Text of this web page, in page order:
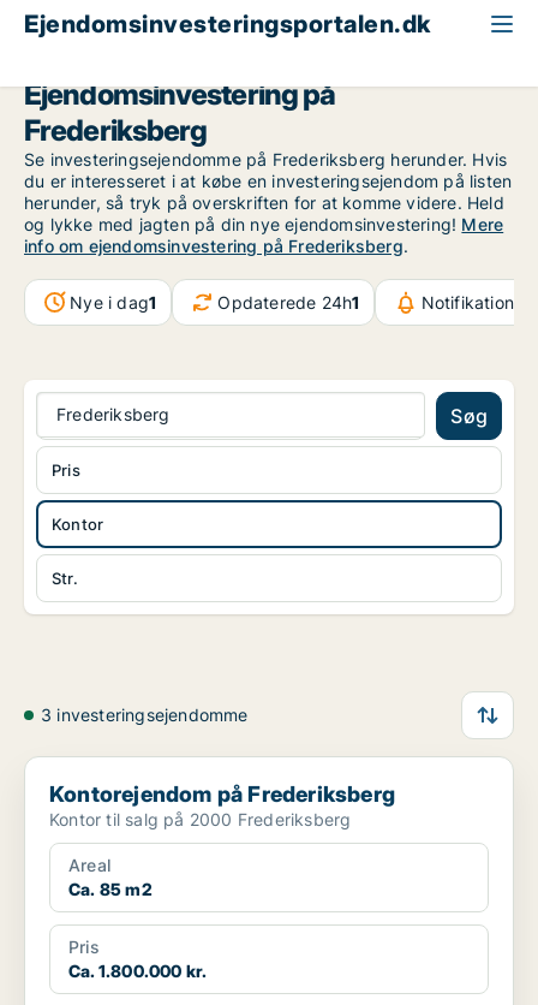
Ejendomsinvesteringsportalen.dk
Ejendomsinvestering på
Frederiksberg
Se investeringsejendomme på Frederiksberg herunder. Hvis
du er interesseret i at købe en investeringsejendom på listen
herunder, så tryk på overskriften for at komme videre. Held
og lykke med jagten på din nye ejendomsinvestering! Mere
info om ejendomsinvestering på Frederiksberg.
Nye i dag1 Opdaterede 24h1 Notifikationer
Frederiksberg Søg
Kontor
Str.
Pris
3 investeringsejendomme
Kontorejendom på Frederiksberg
Kontorejendom på Frederiksberg
Kontor til salg på 2000 Frederiksberg
Areal
Ca. 85 m2
Pris
Ca. 1.800.000 kr.